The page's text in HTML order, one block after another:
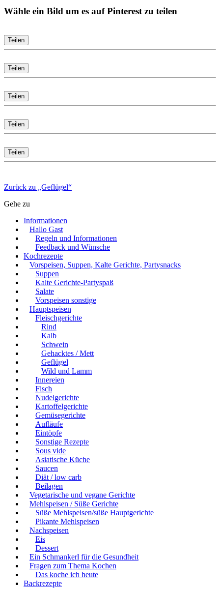
Wähle ein Bild um es auf Pinterest zu teilen
Teilen
Teilen
Teilen
Teilen
Teilen
Zurück zu „Geflügel“
Gehe zu
Informationen
Hallo Gast
Regeln und Informationen
Feedback und Wünsche
Kochrezepte
Vorspeisen, Suppen, Kalte Gerichte, Partysnacks
Suppen
Kalte Gerichte-Partyspaß
Salate
Vorspeisen sonstige
Hauptspeisen
Fleischgerichte
Rind
Kalb
Schwein
Gehacktes / Mett
Geflügel
Wild und Lamm
Innereien
Fisch
Nudelgerichte
Kartoffelgerichte
Gemüsegerichte
Aufläufe
Eintöpfe
Sonstige Rezepte
Sous vide
Asiatische Küche
Saucen
Diät / low carb
Beilagen
Vegetarische und vegane Gerichte
Mehlspeisen / Süße Gerichte
Süße Mehlspeisen/süße Hauptgerichte
Pikante Mehlspeisen
Nachspeisen
Eis
Dessert
Ein Schmankerl für die Gesundheit
Fragen zum Thema Kochen
Das koche ich heute
Backrezepte